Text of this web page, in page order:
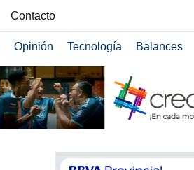
Contacto
Opinión Tecnología Balances